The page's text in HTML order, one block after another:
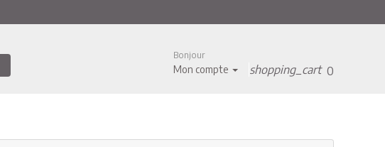
Bonjour
Mon compte shopping_cart 0